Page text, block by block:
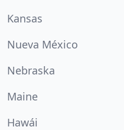
Kansas
Nueva México
Nebraska
Maine
Hawái